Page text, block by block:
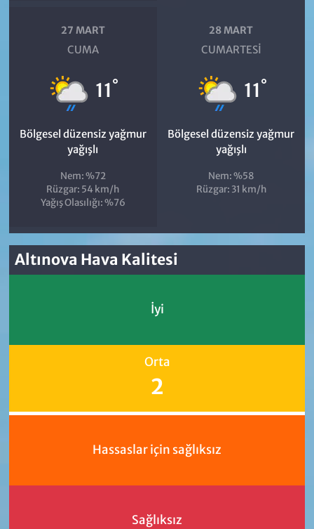
27 MART
CUMA
11°
Bölgesel düzensiz yağmur
yağışlı
Nem: %72
Rüzgar: 54 km/h
Yağış Olasılığı: %76
28 MART
CUMARTESI
11°
Bölgesel düzensiz yağmur
yağışlı
Nem: %58
Rüzgar: 31 km/h
Altınova Hava Kalitesi
İyi
Orta
2
Hassaslar için sağlıksız
Sağlıksız